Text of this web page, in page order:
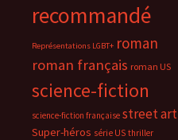
recommandé
Représentations LGBT+ roman
roman français roman US
science-fiction
science-fiction française street art
Super-héros série US thriller